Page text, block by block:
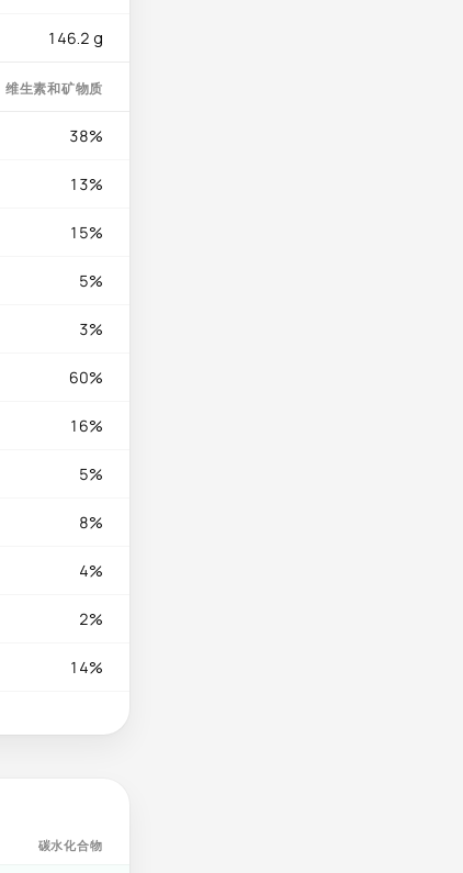
146.2 g
维生素和矿物质
38%
13%
15%
5%
3%
60%
16%
5%
8%
4%
2%
14%
碳水化合物